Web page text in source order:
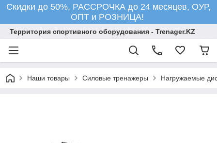
Скидки до 50%, РАССРОЧКА до 24 месяцев, ОУР,
ОПТ и РОЗНИЦА!
Территория спортивного оборудования - Trenager.KZ
Наши товары Силовые тренажеры Нагружаемые